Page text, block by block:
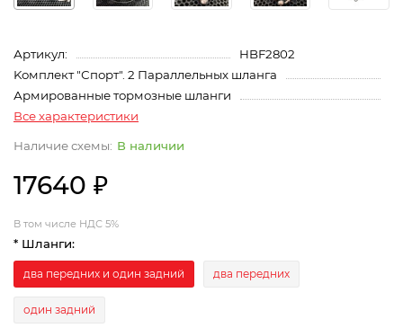
Артикул:
HBF2802
Kомплект "Спорт". 2 Параллельных шланга
Армированные тормозные шланги
Все характеристики
В наличии
17640 ₽
В том числе НДС 5%
* Шланги:
два передних и один задний два передних
один задний